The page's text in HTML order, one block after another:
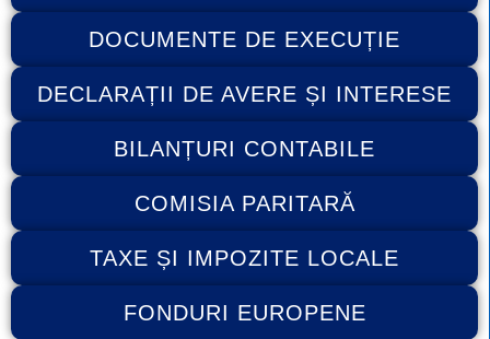
DOCUMENTE DE EXECUȚIE
DECLARAȚII DE AVERE ȘI INTERESE
BILANȚURI CONTABILE
COMISIA PARITARĂ
TAXE ȘI IMPOZITE LOCALE
FONDURI EUROPENE